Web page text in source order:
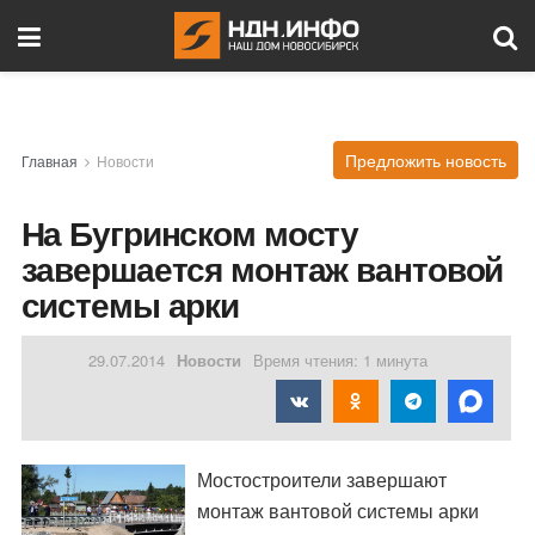
Главная Новости Предложить новость
На Бугринском мосту
завершается монтаж вантовой
системы арки
29.07.2014 Новости Время чтения: 1 минута
Мостостроители завершают
монтаж вантовой системы арки